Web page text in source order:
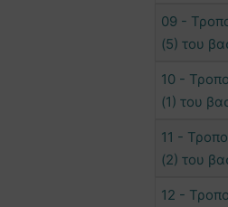
09 -
(5) του
10 -
(1) του
11 -
(2) του
12 -